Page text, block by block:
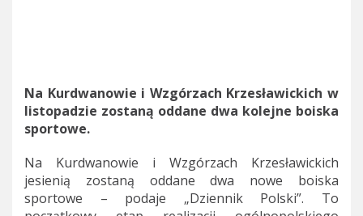
Na Kurdwanowie i Wzgórzach Krzesławickich w
listopadzie zostaną oddane dwa kolejne boiska
sportowe.
Na Kurdwanowie i Wzgórzach Krzesławickich
jesienią zostaną
oddane dwa nowe boiska
sportowe – podaje „Dziennik Polski”. To